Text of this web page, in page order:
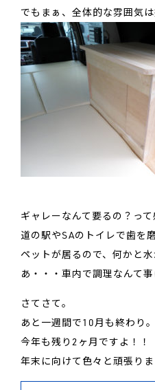
でもまぁ、全体的な雰囲気
ギャレーなんて要るの？って
道の駅やSAのトイレで歯を
ペットが居るので、何かと
あ・・・車内で調理なんて
さてさて。
あと一週間で10月も終わり。
今年も残り2ヶ月ですよ！！
年末に向けて色々と頑張りま